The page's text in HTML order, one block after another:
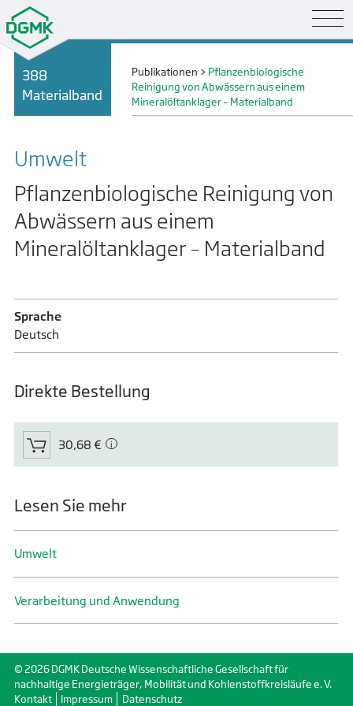
388
Materialband
Publikationen > Pflanzenbiologische
Reinigung von Abwässern aus einem
Mineralöltanklager – Materialband
Umwelt
Pflanzenbiologische Reinigung von
Abwässern aus einem
Mineralöltanklager – Materialband
Sprache
Deutsch
Direkte Bestellung
30,68 €
Lesen Sie mehr
Umwelt
Verarbeitung und Anwendung
© 2026 DGMK Deutsche Wissenschaftliche Gesellschaft für
nachhaltige Energieträger, Mobilität und Kohlenstoffkreisläufe e. V.
Kontakt
Impressum Datenschutz